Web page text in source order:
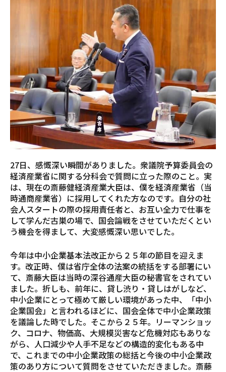
27日、感慨深い瞬間がありました。衆議院予算委員会の
経済産業省に関する分科会で質問に立った際のこと。実
は、現在の斎藤健経済産業大臣は、僕を経済産業省（当
時通商産業省）に採用してくれた方なのです。自分の社
会人スタートの際の採用責任者と、お互い全力で仕事を
して学んだ古巣の場で、国会論戦をさせていただくとい
う機会を得まして、大変感慨深い思いでした。
今年は中小企業基本法改正から２５年の節目を迎えま
す。改正時、僕は省庁全体の法案の統括をする部署にい
て、斎藤大臣は当時の深谷通産大臣の秘書官をされてい
ました。折しも、前年に、貸し渋り・貸しはがしなど、
中小企業にとって極めて厳しい環境があった中、「中小
企業国会」と言われるほどに、国会全体で中小企業政策
を議論した時でした。そこから２５年。リーマンショッ
ク、コロナ、物価高、大規模災害など危機対応もありな
がら、人口減少や人手不足などの構造的変化もある中
で、これまでの中小企業政策の総括と今後の中小企業政
策のあり方について質問をさせていただきました。斎藤